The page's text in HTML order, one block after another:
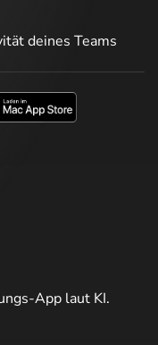
deines Teams
App laut KI.